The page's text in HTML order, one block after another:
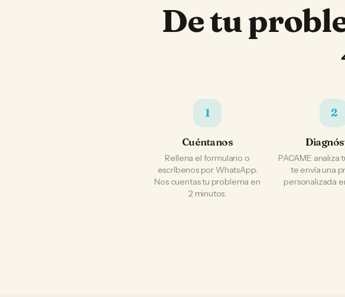
De tu
1
Cuéntanos
Rellena el formulario o
escríbenos por WhatsApp.
Nos cuentas tu problema en
2 minutos.
2
PACAME analiza
te envía una
personalizada